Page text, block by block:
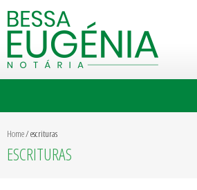
Home/escrituras
ESCRITURAS